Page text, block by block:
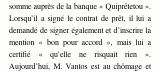
somme auprès de la banque « Quiprêtetou ».
Lorsqu’il a signé le contrat de prêt, il lui a
demandé de signer également et d’inscrire la
mention « bon pour accord », mais lui a
certifié « qu’elle ne risquait rien ».
Aujourd’hui, M. Vantos est au chômage et